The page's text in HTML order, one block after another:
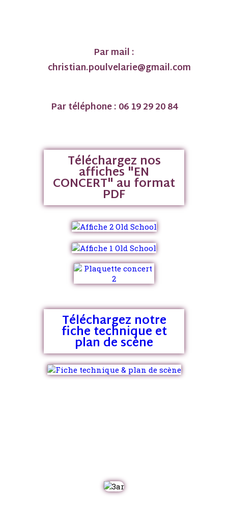
Par mail :
christian.poulvelarie@gmail.com
Par téléphone : 06 19 29 20 84
Téléchargez nos
affiches "EN
CONCERT" au format
PDF
Téléchargez notre
fiche technique et
plan de scène